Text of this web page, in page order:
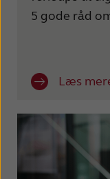
France
Kazakhstan
Schweiz
5 gode råd
Læs